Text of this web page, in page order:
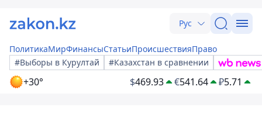
Рус
ПолитикаМирФинансыСтатьиПроисшествияПраво
#Выборы в Курултай
#Казахстан в сравнении
+30° $469.93 €541.64 ₽5.71